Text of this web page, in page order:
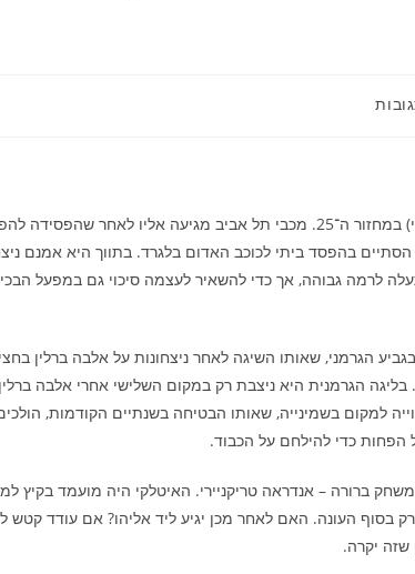
לאחר פגרה בת שבוע, היורוליג חוזר הערב (חמישי) במחזור ה־25. מכבי תל אביב מגיעה
בהפסד ביתי לכוכב האדום בלגרד. בתווך היא אמנם
לרמה גבוהה, אך כדי להשאיר לעצמה סיכוי גם במפעל
הגרמני, שאותו השיגה לאחר ניצחונות על אלבה ברלין
הגרמנית היא ניצבת רק במקום השלישי אחרי אלבה ברלין
בעייתית אף יותר עם מאזן 15:9. סיכוייה למקום בשמינייה, שאותו הבטיחה בשנתיים
הפחות כדי להילחם על הכבוד.
ברורה – אנדראה טריקניירי. האיטלקי היה מועמד בקיץ
בסוף העונה. האם לאחר מכן יגיע ליד אליהו? אם עודד קטש
שזה יקרה.